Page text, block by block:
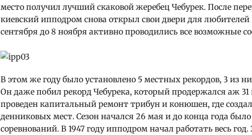
место получил лучший скаковой жеребец Чебурек. После
киевский ипподром снова открыл свои двери для любителей
сентября до 8 ноября активно проводились все возможные
В этом же году было установлено 5 местных рекордов, 3 из
Он даже побил рекорд Чебурека, который продержался аж 31
проведен капитальный ремонт трибун и конюшен, где
денниковых мест. Сезон начался 26 мая и до конца года
соревнований. В 1947 году ипподром начал работать весь